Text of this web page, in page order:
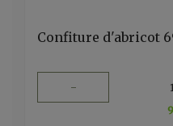
Confiture d'abricot
- 1